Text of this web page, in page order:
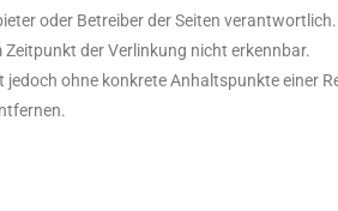
oder Betreiber der Seiten
der Verlinkung nicht erkennbar.
ohne konkrete Anhaltspunkte einer